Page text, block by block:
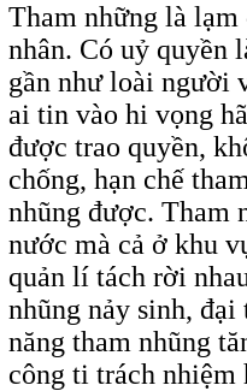
Tham những là
nhân. Có uỷ quyền
gần như loài người
ai tin vào hi vọng
được trao quyền,
chống, hạn chế
nhũng được. Tham
nước mà cả ở khu
quản lí tách rời
nhũng nảy sinh,
năng tham nhũng
công ti trách nhiệm